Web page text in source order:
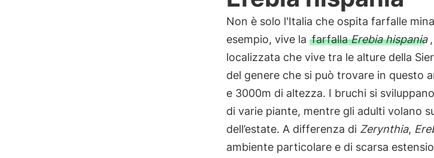
Non è solo l'Italia che ospita farfalle
esempio, vive la farfallaErebia hispania
localizzata che vive tra le alture della
del genere che si può trovare in questo
e 3000m di altezza. I bruchi si
di varie piante, mentre gli adulti volano
dell’estate. A differenza di Zerynthia,
ambiente particolare e di scarsa